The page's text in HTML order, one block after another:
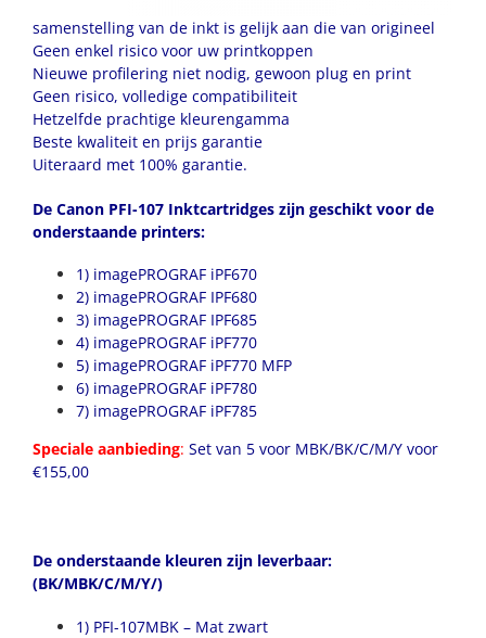
samenstelling van de inkt is gelijk aan die van origineel
Geen enkel risico voor uw printkoppen
Nieuwe profilering niet nodig, gewoon plug en print
Geen risico, volledige compatibiliteit
Hetzelfde prachtige kleurengamma
Beste kwaliteit en prijs garantie
Uiteraard met 100% garantie.
De Canon PFI-107 Inktcartridges zijn geschikt voor de
onderstaande printers:
1) imagePROGRAF iPF670
2) imagePROGRAF IPF680
3) imagePROGRAF IPF685
4) imagePROGRAF iPF770
5) imagePROGRAF iPF770 MFP
6) imagePROGRAF iPF780
7) imagePROGRAF iPF785
Speciale aanbieding: Set van 5 voor MBK/BK/C/M/Y voor
€155,00
De onderstaande kleuren zijn leverbaar:
(BK/MBK/C/M/Y/)
1) PFI-107MBK – Mat zwart